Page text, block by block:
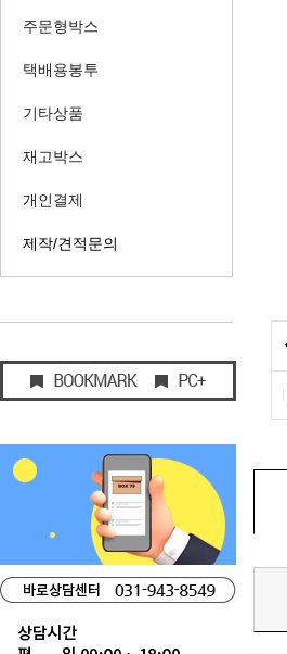
주문형박스
택배용봉투
기타상품
재고박스
개인결제
제작/견적문의